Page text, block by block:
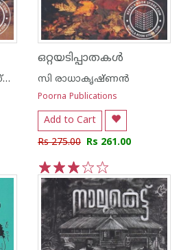
ഡോ പ്രദീപ് കുമാര്‍ വുഡ്നില്‍
ഒറ്റയടിപ്പാതകള്‍
സി രാധാകൃഷ്ണന്‍
Poorna Publications
Add to Cart
Rs 275.00 Rs 261.00
5
4
3
2
1